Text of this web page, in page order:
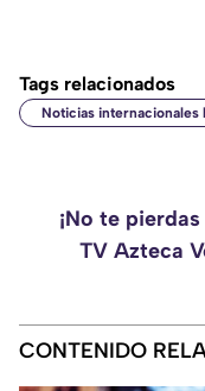
Tags relacionados
Noticias internacionales
¡No te
TV Azteca
CONTENIDO